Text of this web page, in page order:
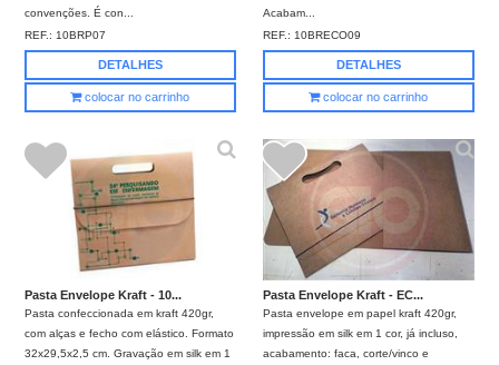
convenções. É con...
REF.: 10BRP07
DETALHES
colocar no carrinho
Acabam...
REF.: 10BRECO09
DETALHES
colocar no carrinho
Pasta Envelope Kraft - 10...
Pasta confeccionada em kraft 420gr,
com alças e fecho com elástico. Formato
32x29,5x2,5 cm. Gravação em silk em 1
Pasta Envelope Kraft - EC...
Pasta envelope em papel kraft 420gr,
impressão em silk em 1 cor, já incluso,
acabamento: faca, corte/vinco e